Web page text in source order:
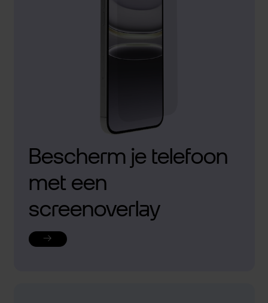
Bescherm je telefoon
met een
screenoverlay